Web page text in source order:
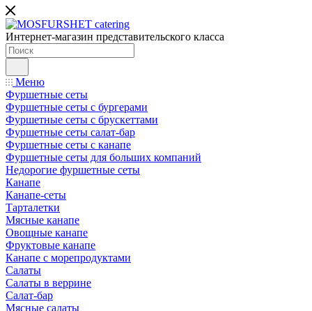
Интернет-магазин представительского класса
Меню
Фуршетные сеты
Фуршетные сеты с бургерами
Фуршетные сеты с брускеттами
Фуршетные сеты салат-бар
Фуршетные сеты с канапе
Фуршетные сеты для больших компаний
Недорогие фуршетные сеты
Канапе
Канапе-сеты
Тарталетки
Мясные канапе
Овощные канапе
Фруктовые канапе
Канапе с морепродуктами
Салаты
Салаты в веррине
Салат-бар
Мясные салаты